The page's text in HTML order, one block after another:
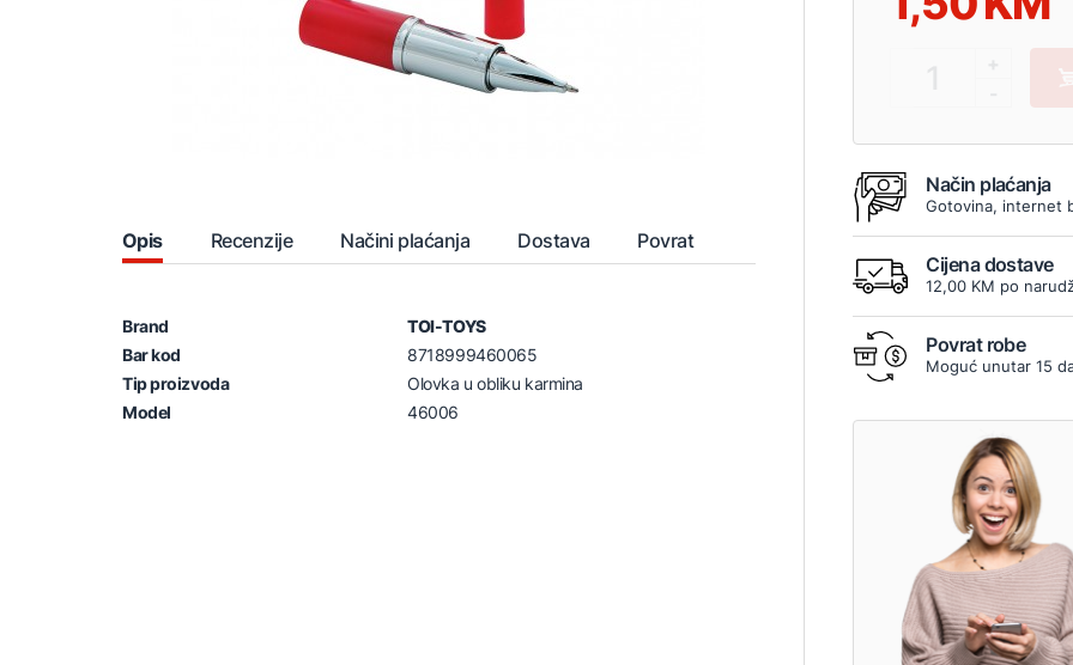
Opis Recenzije Načini plaćanja Dostava Povrat
Brand
TOI-TOYS
Bar kod
8718999460065
Tip proizvoda
Olovka u obliku karmina
Model
46006
Način plaćanja
Gotovina, internet
Cijena dostave
12,00 KM po
Povrat robe
Moguć unutar 15